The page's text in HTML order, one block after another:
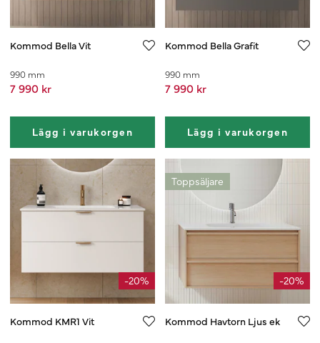
Kommod Bella Vit
990 mm
7 990 kr
Lägg i varukorgen
Kommod Bella Grafit
990 mm
7 990 kr
Lägg i varukorgen
-20%
Kommod KMR1 Vit
Toppsäljare
-20%
Kommod Havtorn Ljus ek